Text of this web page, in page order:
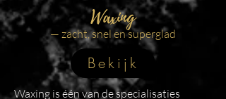
herstellen.
Ideaal bij stress, gespannen spieren en
behoefte aan diepe rust.
Waxing
— zacht, snel en superglad
Bekijk
Waxing is één van de specialisaties